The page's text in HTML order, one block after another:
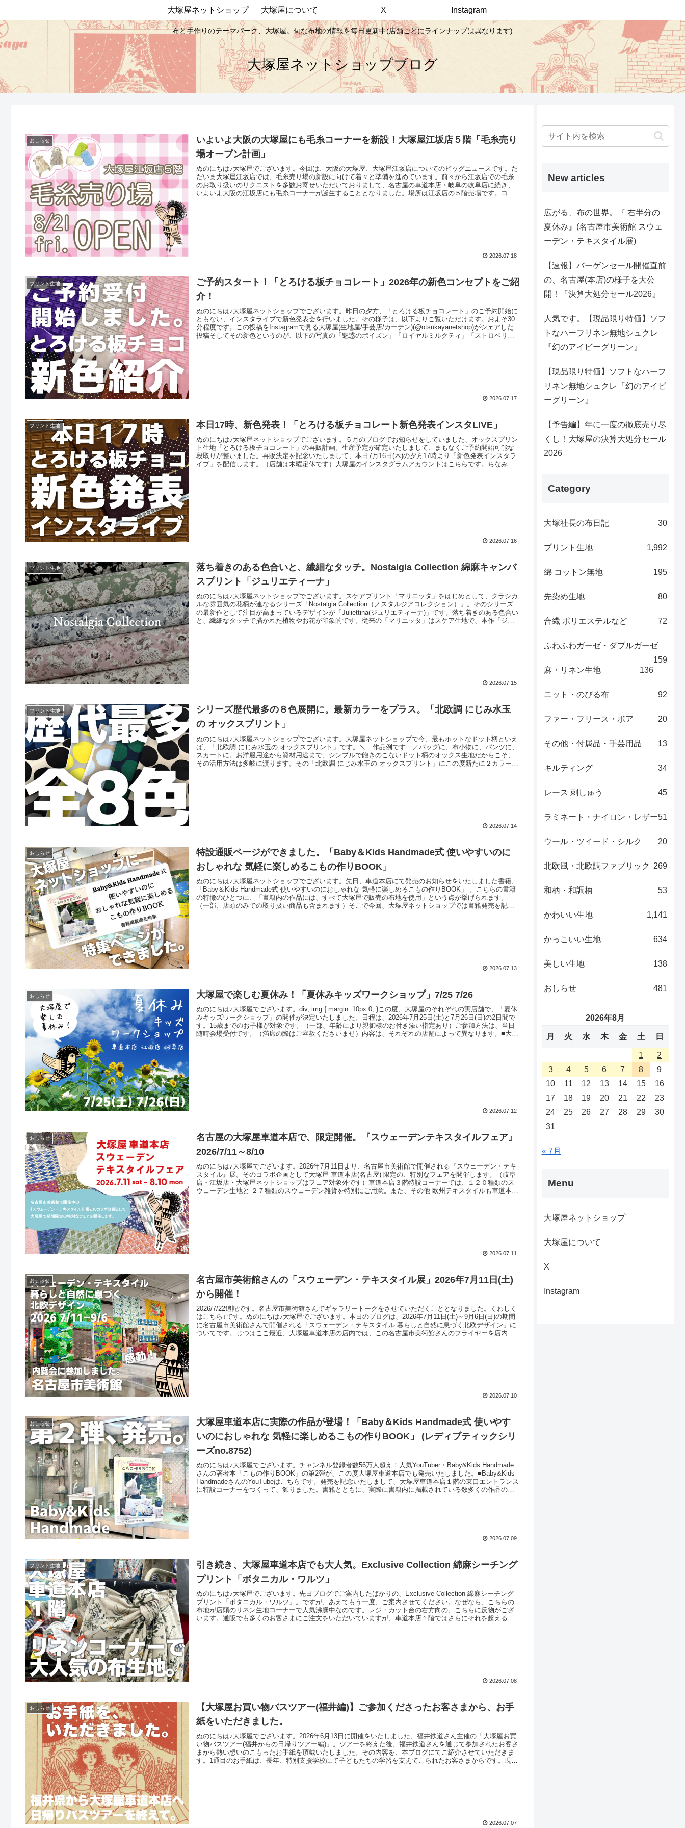
布と手作りのテーマパーク、大塚屋。旬な布地の情報を毎日更新中(店舗ごとにラインナップは異なります)
大塚屋ネットショップブログ
大塚屋ネットショップ 大塚屋について X Instagram
おしらせ
いよいよ大阪の大塚屋にも毛糸コーナーを新設！大塚屋江坂店５階「毛糸売り
場オープン計画」
ぬのにちは♪大塚屋でございます。今回は、大阪の大塚屋、大塚屋江坂店についてのビッグニュースです。た
だいま大塚屋江坂店では、毛糸売り場の新設に向けて着々と準備を進めています。前々から江坂店での毛糸
のお取り扱いのリクエストを多数お寄せいただいておりまして、名古屋の車道本店・岐阜の岐阜店に続き、
いよいよ大阪の江坂店にも毛糸コーナーが誕生することとなりました。場所は江坂店の５階売場です。コー
2026.07.18
プリント生地
ご予約スタート！「とろける板チョコレート」2026年の新色コンセプトをご紹
介！
ぬのにちは♪大塚屋ネットショップでございます。昨日の夕方、「とろける板チョコレート」のご予約開始に
ともない、インスタライブで新色発表会を行いました。その様子は、以下よりご覧いただけます。およそ30
分程度です。この投稿をInstagramで見る大塚屋(生地屋/手芸店/カーテン)(@otsukayanetshop)がシェアした
投稿そしてその新色というのが、以下の写真の「魅惑のポイズン」「ロイヤルミルクティ」「ストロベリー
2026.07.17
プリント生地 本日17時、新色発表！「とろける板チョコレート新色発表インスタLIVE」
ぬのにちは♪大塚屋ネットショップでございます。５月のブログでお知らせをしていました、オックスプリン
ト生地「とろける板チョコレート」の再販計画。生産予定が確定いたしまして、まもなくご予約開始可能な
段取りが整いました。再販決定を記念いたしまして、本日7月16日(木)の夕方17時より「新色発表インスタラ
イブ」を配信します。（店舗は木曜定休です）大塚屋のインスタグラムアカウントはこちらです。ちなみ
2026.07.16
プリント生地
落ち着きのある色合いと、繊細なタッチ。Nostalgia Collection 綿麻キャンバ
スプリント「ジュリエティーナ」
ぬのにちは♪大塚屋ネットショップでございます。スケアプリント「マリエッタ」をはじめとして、クラシカ
ルな雰囲気の花柄が連なるシリーズ「Nostalgia Collection（ノスタルジアコレクション）」。そのシリーズ
の最新作として注目が高まっているデザインが「Juliettina(ジュリエティーナ)」です。落ち着きのある色合い
と、繊細なタッチで描かれた植物やお花が印象的です。従来の「マリエッタ」はスケア生地で、本作「ジュ
2026.07.15
プリント生地
シリーズ歴代最多の８色展開に。最新カラーをプラス。「北欧調 にじみ水玉
の オックスプリント」
ぬのにちは♪大塚屋ネットショップでございます。大塚屋ネットショップで今、最もホットなドット柄といえ
ば、「北欧調 にじみ水玉の オックスプリント」です。＼ 作品例です ／バッグに、布小物に、パンツに、
スカートに。お洋服用途から資材用途まで、シンプルで飽きのこないドット柄のオックス生地だからこそ、
その活用方法は多岐に渡ります。その「北欧調 にじみ水玉の オックスプリント」にこの度新たに２カラーが
2026.07.14
おしらせ
特設通販ページができました。「Baby＆Kids Handmade式 使いやすいのに
おしゃれな 気軽に楽しめるこもの作りBOOK」
ぬのにちは♪大塚屋ネットショップでございます。先日、車道本店にて発売のお知らせをいたしました書籍、
「Baby＆Kids Handmade式 使いやすいのにおしゃれな 気軽に楽しめるこもの作りBOOK」 。こちらの書籍
の特徴のひとつに、「書籍内の作品には、すべて大塚屋で販売の布地を使用」という点が挙げられます。
（一部、店頭のみでの取り扱い商品も含まれます）そこで今回、大塚屋ネットショップでは書籍発売を記念
2026.07.13
おしらせ 大塚屋で楽しむ夏休み！「夏休みキッズワークショップ」7/25 7/26
ぬのにちは♪大塚屋でございます。div, img { margin: 10px 0; }この度、大塚屋のそれぞれの実店舗で、「夏休
みキッズワークショップ」の開催が決定いたしました。日程は、2026年7月25日(土)と7月26日(日)の2日間で
す。15歳までのお子様が対象です。（一部、年齢により親御様のお付き添い指定あり）ご参加方法は、当日
随時会場受付です。（満席の際はご容赦くださいませ）内容は、それぞれの店舗によって異なります。■大塚
2026.07.12
おしらせ
名古屋の大塚屋車道本店で、限定開催。『スウェーデンテキスタイルフェア』
2026/7/11～8/10
ぬのにちは♪大塚屋でございます。2026年7月11日より、名古屋市美術館で開催される『スウェーデン・テキ
スタイル』展。そのコラボ企画として大塚屋 車道本店(名古屋) 限定の、特別なフェアを開催します。（岐阜
店・江坂店・大塚屋ネットショップはフェア対象外です）車道本店３階特設コーナーでは、１２０種類のス
ウェーデン生地と ２７種類のスウェーデン雑貨を特別にご用意。また、その他 欧州テキスタイルも車道本店
2026.07.11
おしらせ
名古屋市美術館さんの「スウェーデン・テキスタイル展」2026年7月11日(土)
から開催！
2026/7/22追記です。名古屋市美術館さんでギャラリートークをさせていただくこととなりました。くわしく
はこちら↓です。ぬのにちは♪大塚屋でございます。本日のブログは、2026年7月11日(土)～9月6日(日)の期間
に名古屋市美術館さんで開催される「スウェーデン・テキスタイル 暮らしと自然に息づく北欧デザイン」に
ついてです。じつはここ最近、大塚屋車道本店の店内では、この名古屋市美術館さんのフライヤーを店内１
2026.07.10
おしらせ
大塚屋車道本店に実際の作品が登場！「Baby＆Kids Handmade式 使いやす
いのにおしゃれな 気軽に楽しめるこもの作りBOOK」 (レディブティックシリ
ーズno.8752)
ぬのにちは♪大塚屋でございます。チャンネル登録者数56万人超え！人気YouTuber・Baby&Kids Handmade
さんの著者本「こもの作りBOOK」の第2弾が、この度大塚屋車道本店でも発売いたしました。■Baby&Kids
HandmadeさんのYouTubeはこちらです。発売を記念いたしまして、大塚屋車道本店１階の東口エントランス
に特設コーナーをつくって、飾りました。書籍とともに、実際に書籍内に掲載されている数多くの作品の実
2026.07.09
プリント生地
引き続き、大塚屋車道本店でも大人気。Exclusive Collection 綿麻シーチング
プリント「ボタニカル・ワルツ」
ぬのにちは♪大塚屋でございます。先日ブログでご案内したばかりの、Exclusive Collection 綿麻シーチング
プリント「ボタニカル・ワルツ」。ですが、あえてもう一度、ご案内させてください。なぜなら、こちらの
布地が店頭のリネン生地コーナーで人気沸騰中なのです。レジ・カット台の右方向の、こちらに反物がござ
います。通販でも多くのお客さまにご注文をいただいていますが、車道本店１階ではさらにそれを超えるほ
2026.07.08
おしらせ
【大塚屋お買い物バスツアー(福井編)】ご参加くださったお客さまから、お手
紙をいただきました。
ぬのにちは♪大塚屋でございます。2026年6月13日に開催をいたしました、福井鉄道さん主催の「大塚屋お買
い物バスツアー(福井からの日帰りツアー編)」。ツアーを終えた後、福井鉄道さんを通じて参加されたお客さ
まから熱い想いのこもったお手紙を頂戴いたしました。その内容を、本ブログにてご紹介させていただきま
す。1通目のお手紙は、長年、特別支援学校にて子どもたちの学習を支えてこられたお客さまからです。現場
2026.07.07
New articles
広がる、布の世界。『 右半分の
夏休み』(名古屋市美術館 スウェ
ーデン・テキスタイル展)
【速報】バーゲンセール開催直前
の、名古屋(本店)の様子を大公
開！『決算大処分セール2026』
人気です。【現品限り特価】ソフ
トなハーフリネン無地シュクレ
『幻のアイビーグリーン』
【現品限り特価】ソフトなハーフ
リネン無地シュクレ『幻のアイビ
ーグリーン』
【予告編】年に一度の徹底売り尽
くし！大塚屋の決算大処分セール
2026
Category
大塚社長の布日記 30
プリント生地 1,992
綿 コットン無地 195
先染め生地 80
合繊 ポリエステルなど 72
ふわふわガーゼ・ダブルガーゼ
159
麻・リネン生地
136
ニット・のびる布 92
ファー・フリース・ボア 20
その他・付属品・手芸用品 13
キルティング 34
レース 刺しゅう 45
ラミネート・ナイロン・レザー51
ウール・ツイード・シルク 20
北欧風・北欧調ファブリック 269
和柄・和調柄 53
かわいい生地 1,141
かっこいい生地 634
美しい生地 138
おしらせ 481
2026年8月
月 火 水 木 金 土 日
1
2
3
4 5 6 7 8
9
10
11 12 13 14 15
16
17
18 19 20 21 22
23
24
25 26 27 28 29
30
31
« 7月
Menu
大塚屋ネットショップ
大塚屋について
X
Instagram